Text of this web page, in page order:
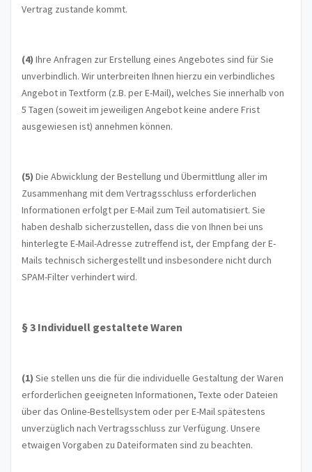
Vertrag zustande kommt.
(4) Ihre Anfragen zur Erstellung eines Angebotes sind für Sie
unverbindlich. Wir unterbreiten Ihnen hierzu ein verbindliches
Angebot in Textform (z.B. per E-Mail), welches Sie innerhalb von
5 Tagen (soweit im jeweiligen Angebot keine andere Frist
ausgewiesen ist) annehmen können.
(5) Die Abwicklung der Bestellung und Übermittlung aller im
Zusammenhang mit dem Vertragsschluss erforderlichen
Informationen erfolgt per E-Mail zum Teil automatisiert. Sie
haben deshalb sicherzustellen, dass die von Ihnen bei uns
hinterlegte E-Mail-Adresse zutreffend ist, der Empfang der E-
Mails technisch sichergestellt und insbesondere nicht durch
SPAM-Filter verhindert wird.
§ 3 Individuell gestaltete Waren
(1) Sie stellen uns die für die individuelle Gestaltung der Waren
erforderlichen geeigneten Informationen, Texte oder Dateien
über das Online-Bestellsystem oder per E-Mail spätestens
unverzüglich nach Vertragsschluss zur Verfügung. Unsere
etwaigen Vorgaben zu Dateiformaten sind zu beachten.